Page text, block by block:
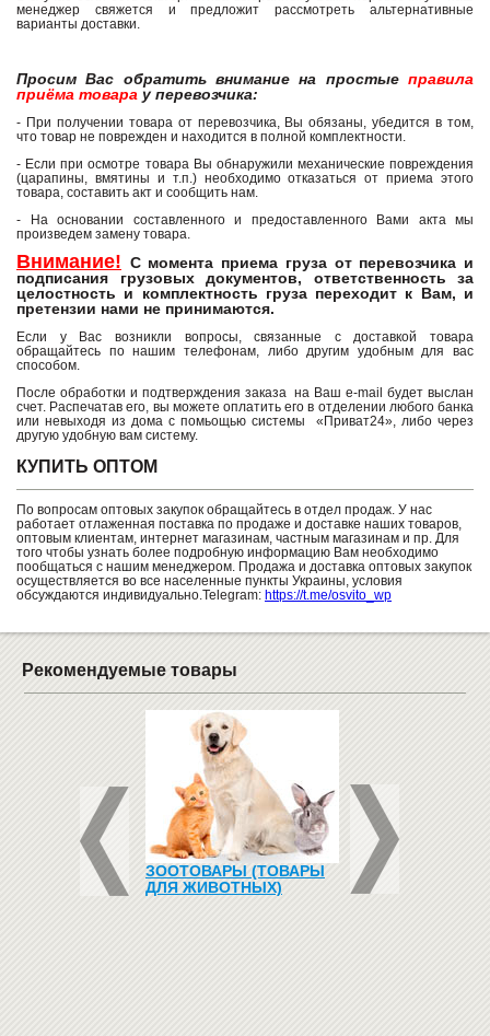
менеджер свяжется и предложит рассмотреть альтернативные
варианты доставки.
Просим Вас обратить внимание на простые правила
приёма товара у перевозчика:
- При получении товара от перевозчика, Вы обязаны, убедится в том,
что товар не поврежден и находится в полной комплектности.
- Если при осмотре товара Вы обнаружили механические повреждения
(царапины, вмятины и т.п.) необходимо отказаться от приема этого
товара, составить акт и сообщить нам.
- На основании составленного и предоставленного Вами акта мы
произведем замену товара.
Внимание! С момента приема груза от перевозчика и
подписания грузовых документов, ответственность за
целостность и комплектность груза переходит к Вам, и
претензии нами не принимаются.
Если у Вас возникли вопросы, связанные с доставкой товара
обращайтесь по нашим телефонам, либо другим удобным для вас
способом.
После обработки и подтверждения заказа на Ваш e-mail будет выслан
счет. Распечатав его, вы можете оплатить его в отделении любого банка
или невыходя из дома с помьощью системы «Приват24», либо через
другую удобную вам систему.
КУПИТЬ ОПТОМ
По вопросам оптовых закупок обращайтесь в отдел продаж. У нас
работает отлаженная поставка по продаже и доставке наших товаров,
оптовым клиентам, интернет магазинам, частным магазинам и пр. Для
того чтобы узнать более подробную информацию Вам необходимо
пообщаться с нашим менеджером. Продажа и доставка оптовых закупок
осуществляется во все населенные пункты Украины, условия
обсуждаются индивидуально.Telegram: https://t.me/osvito_wp
Рекомендуемые товары
ДЕТСКОГО
ЗООТОВАРЫ (ТОВАРЫ
ДЛЯ ЖИВОТНЫХ)
ГЕНЕРАТОР
БЕНЗИНОВЫЙ 4-Х